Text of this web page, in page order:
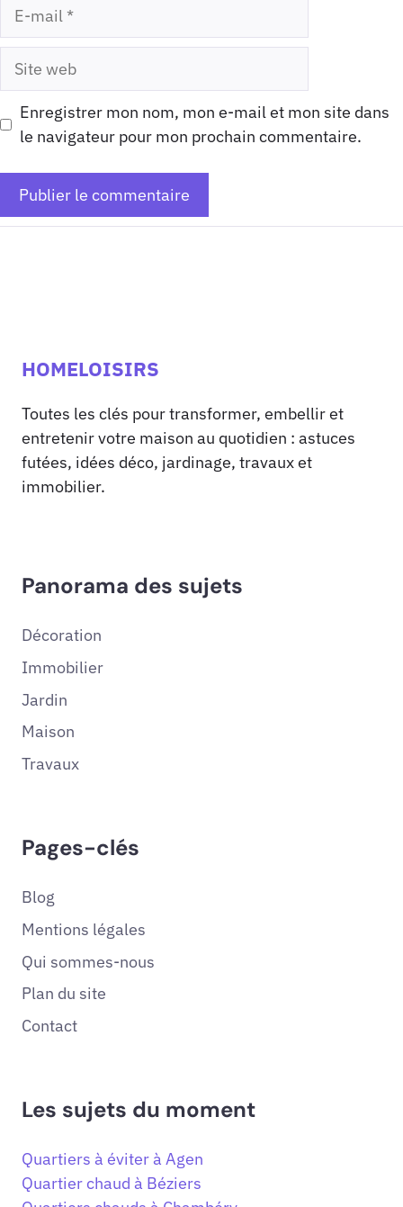
Site
Enregistrer mon nom, mon e-mail et mon site dans
le navigateur pour mon prochain commentaire.
HOMELOISIRS
Toutes les clés pour transformer, embellir et
entretenir votre maison au quotidien : astuces
futées, idées déco, jardinage, travaux et
immobilier.
Panorama des sujets
Décoration
Immobilier
Jardin
Maison
Travaux
Pages-clés
Blog
Mentions légales
Qui sommes-nous
Plan du site
Contact
Les sujets du moment
Quartiers à éviter à Agen
Quartier chaud à Béziers